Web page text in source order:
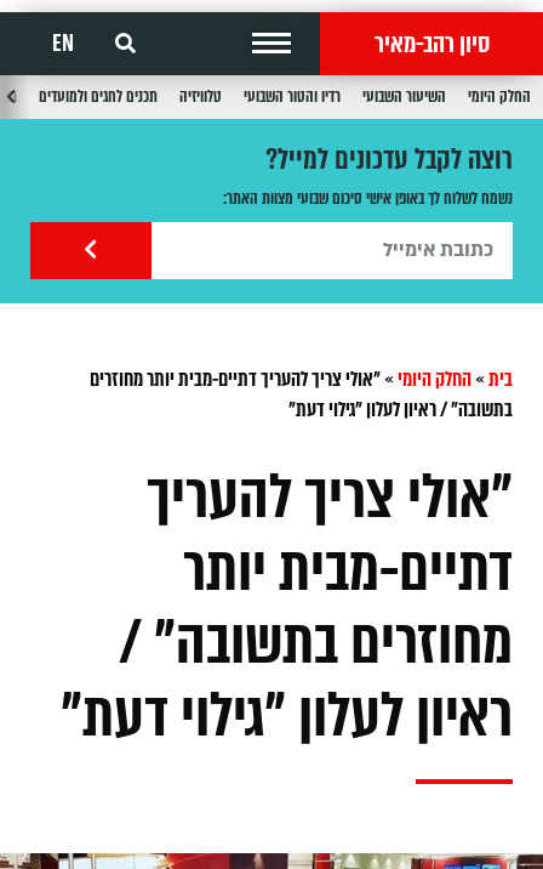
סיון רהב-מאיר EN
החלק היומי השיעור השבועי רדיו והטור השבועי טלוויזיה תכנים לחגים ולמועדים
רוצה לקבל עדכונים למייל?
נשמח לשלוח לך באופן אישי סיכום שבועי מצוות האתר:
בית»החלק היומי»"אולי צריך להעריך דתיים-מבית יותר מחוזרים
בתשובה" / ראיון לעלון "גילוי דעת"
"אולי צריך להעריך
דתיים-מבית יותר
מחוזרים בתשובה" /
ראיון לעלון "גילוי דעת"